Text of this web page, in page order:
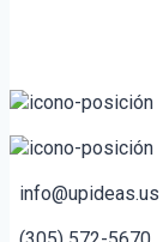
info@upideas.us